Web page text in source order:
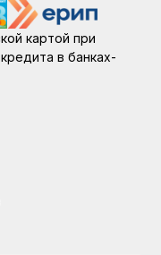
картой при
в банках-